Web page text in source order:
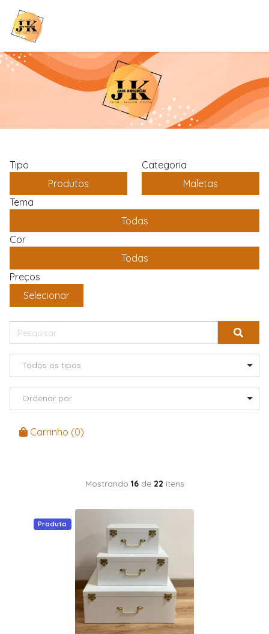
Tipo
Produtos
Categoria
Maletas
Tema
Todas
Cor
Todas
Preços
Selecionar
Todos os tipos
Ordenar por
Carrinho (0)
Mostrando 16 de 22 itens
Produto